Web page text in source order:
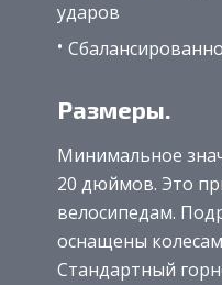
ударов
Размеры.
Минимальное
20 дюймов. Это
велосипедам.
оснащены
Стандартный